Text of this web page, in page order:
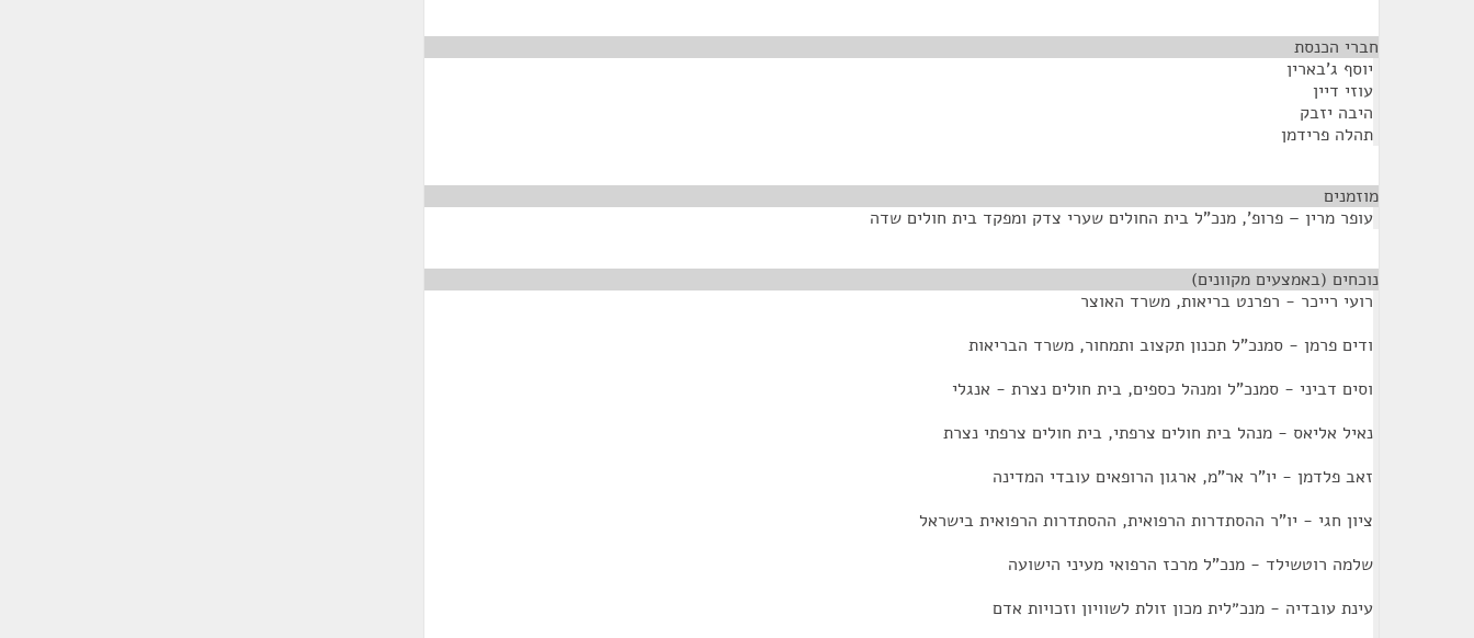
חברי הכנסת
יוסף ג'בארין
עוזי דיין
היבה יזבק
תהלה פרידמן
מוזמנים
עופר מרין – פרופ', מנכ"ל בית החולים שערי צדק ומפקד בית חולים שדה
נוכחים (באמצעים מקוונים)
רועי רייכר - רפרנט בריאות, משרד האוצר
ודים פרמן - סמנכ"ל תכנון תקצוב ותמחור, משרד הבריאות
וסים דביני - סמנכ"ל ומנהל כספים, בית חולים נצרת - אנגלי
נאיל אליאס - מנהל בית חולים צרפתי, בית חולים צרפתי נצרת
זאב פלדמן - יו"ר אר"מ, ארגון הרופאים עובדי המדינה
ציון חגי - יו"ר ההסתדרות הרפואית, ההסתדרות הרפואית בישראל
שלמה רוטשילד - מנכ"ל מרכז הרפואי מעיני הישועה
עינת עובדיה - מנכ״לית מכון זולת לשוויון וזכויות אדם